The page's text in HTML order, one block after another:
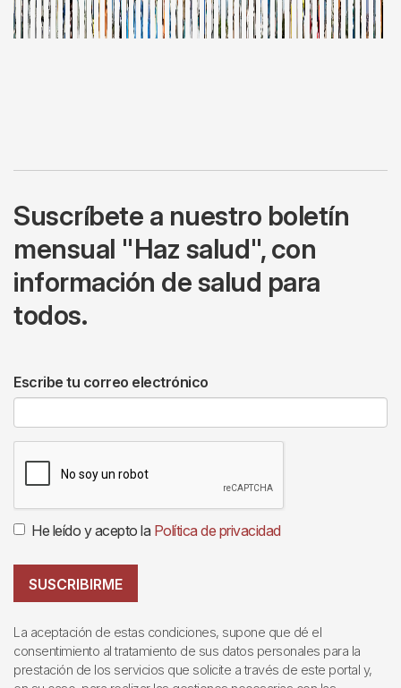
Suscríbete a nuestro boletín
mensual "Haz salud", con
información de salud para
todos.
Escribe tu correo electrónico
He leído y acepto la Política de privacidad
SUSCRIBIRME
La aceptación de estas condiciones, supone que dé el
consentimiento al tratamiento de sus datos personales para la
prestación de los servicios que solicite a través de este portal y,